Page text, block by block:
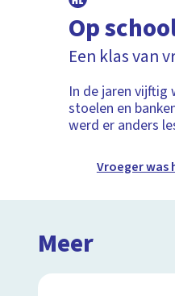
Op
Een klas van
In de jaren vijftig
stoelen en
werd er anders
Vroeger was
Meer